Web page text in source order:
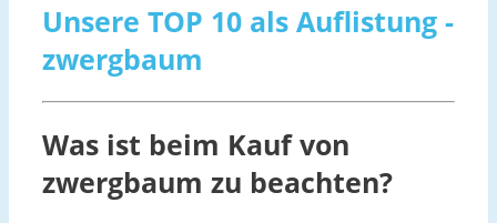
Unsere TOP 10 als Auflistung -
zwergbaum
Was ist beim Kauf von
zwergbaum zu beachten?